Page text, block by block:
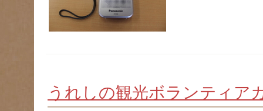
うれしの観光ボランティア